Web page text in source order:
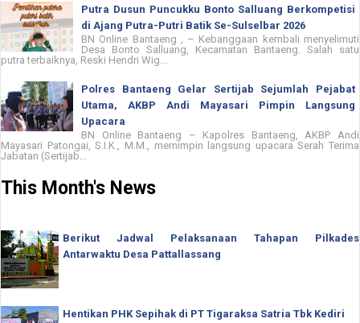
Putra Dusun Puncukku Bonto Salluang Berkompetisi
di Ajang Putra-Putri Batik Se-Sulselbar 2026
BN Online Bantaeng , – Kebanggaan kembali menyelimuti
Desa Bonto Salluang, Kecamatan Bantaeng. Salah satu
putra terbaiknya, Reski Hendri Wig...
Polres Bantaeng Gelar Sertijab Sejumlah Pejabat
Utama, AKBP Andi Mayasari Pimpin Langsung
Upacara
BN Online Bantaeng – Kapolres Bantaeng, AKBP Andi
Mayasari Patongai, S.I.K., M.M., memimpin langsung upacara Serah Terima
Jabatan (Sertijab...
This Month's News
Berikut Jadwal Pelaksanaan Tahapan Pilkades
Antarwaktu Desa Pattallassang
Hentikan PHK Sepihak di PT Tigaraksa Satria Tbk Kediri